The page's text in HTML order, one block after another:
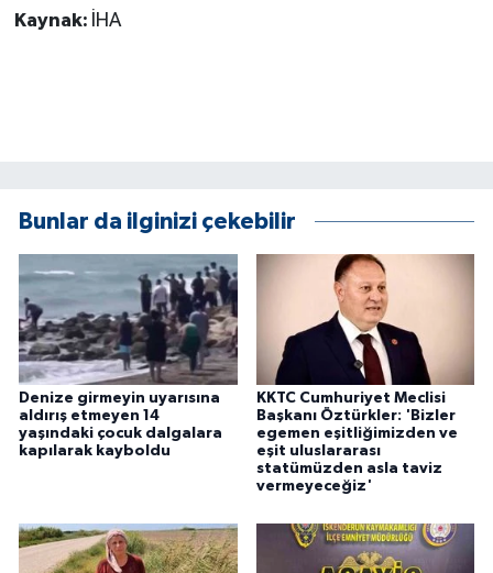
Kaynak: İHA
Bunlar da ilginizi çekebilir
Denize girmeyin uyarısına
aldırış etmeyen 14
yaşındaki çocuk dalgalara
kapılarak kayboldu
KKTC Cumhuriyet Meclisi
Başkanı Öztürkler: 'Bizler
egemen eşitliğimizden ve
eşit uluslararası
statümüzden asla taviz
vermeyeceğiz'
Kadın
POLİTİKA
SİYASET
SPOR HABERLERİ
TEKNOLOJİ